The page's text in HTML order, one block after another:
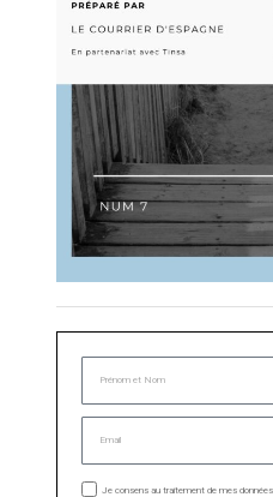
Je consens au traitement de mes